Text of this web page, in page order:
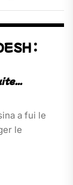
:
a fui le
le